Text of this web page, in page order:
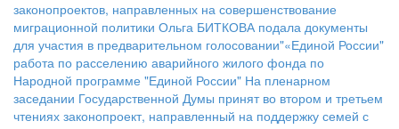
законопроектов, направленных на совершенствование
миграционной политики Ольга БИТКОВА подала документы
для участия в предварительном голосовании"«Единой России"
работа по расселению аварийного жилого фонда по
Народной программе "Единой России" На пленарном
заседании Государственной Думы принят во втором и третьем
чтениях законопроект, направленный на поддержку семей с